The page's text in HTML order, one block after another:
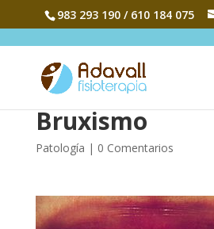
983 293 190 / 610 184 075
Bruxismo
Patología | 0 Comentarios